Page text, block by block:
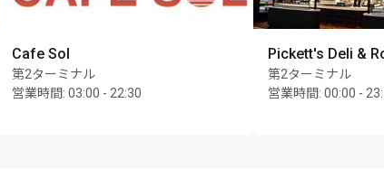
Cafe Sol
第2ターミナル
営業時間: 03:00 - 22:30
Pickett's Deli &
第2ターミナル
営業時間: 00:00 -